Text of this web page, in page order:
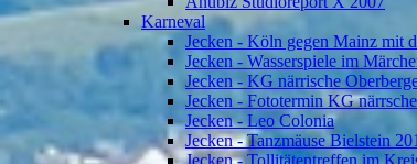
Karneval
Jecken - Köln gegen Mainz mit
Jecken - Wasserspiele im
Jecken - KG närrische
Jecken - Fototermin KG
Jecken - Leo Colonia
Jecken - Tanzmäuse Bielstein